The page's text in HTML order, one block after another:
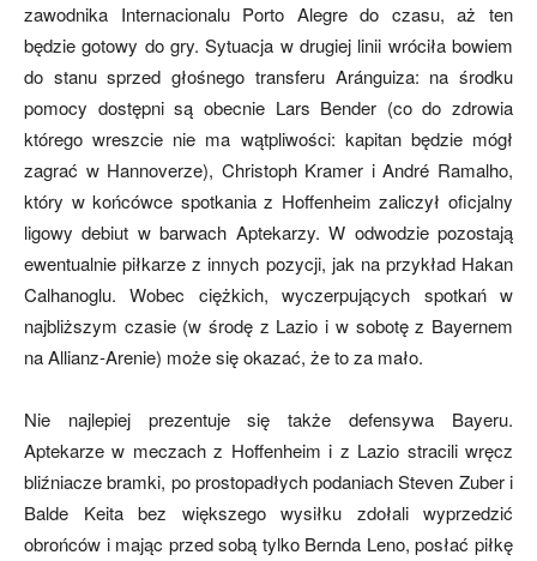
zawodnika Internacionalu Porto Alegre do czasu, aż ten
będzie gotowy do gry. Sytuacja w drugiej linii wróciła bowiem
do stanu sprzed głośnego transferu Aránguiza: na środku
pomocy dostępni są obecnie Lars Bender (co do zdrowia
którego wreszcie nie ma wątpliwości: kapitan będzie mógł
zagrać w Hannoverze), Christoph Kramer i André Ramalho,
który w końcówce spotkania z Hoffenheim zaliczył oficjalny
ligowy debiut w barwach Aptekarzy. W odwodzie pozostają
ewentualnie piłkarze z innych pozycji, jak na przykład Hakan
Calhanoglu. Wobec ciężkich, wyczerpujących spotkań w
najbliższym czasie (w środę z Lazio i w sobotę z Bayernem
na Allianz-Arenie) może się okazać, że to za mało.
Nie najlepiej prezentuje się także defensywa Bayeru.
Aptekarze w meczach z Hoffenheim i z Lazio stracili wręcz
bliźniacze bramki, po prostopadłych podaniach Steven Zuber i
Balde Keita bez większego wysiłku zdołali wyprzedzić
obrońców i mając przed sobą tylko Bernda Leno, posłać piłkę